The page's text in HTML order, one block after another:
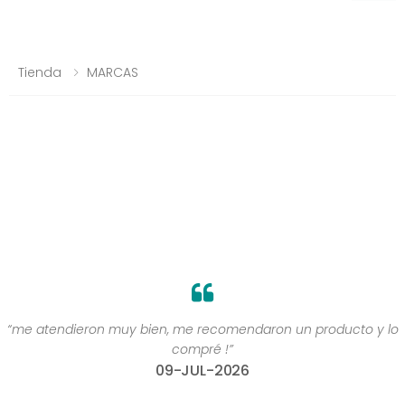
Tienda MARCAS
“me atendieron muy bien, me recomendaron un producto y lo
compré !”
09-JUL-2026